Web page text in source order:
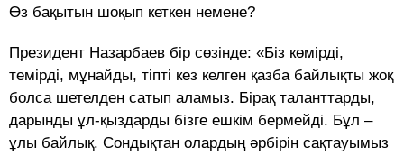
Өз бақытын шоқып кеткен немене?
Президент Назарбаев бір сөзінде: «Біз көмірді,
темірді, мұнайды, тіпті кез келген қазба байлықты жоқ
болса шетелден сатып аламыз. Бірақ таланттарды,
дарынды ұл-қыздарды бізге ешкім бермейді. Бұл –
ұлы байлық. Сондықтан олардың әрбірін сақтауымыз